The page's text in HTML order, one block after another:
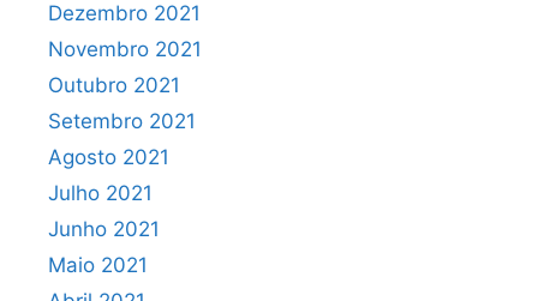
Dezembro 2021
Novembro 2021
Outubro 2021
Setembro 2021
Agosto 2021
Julho 2021
Junho 2021
Maio 2021